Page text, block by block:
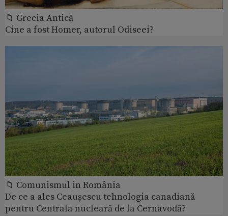
📁 Grecia Antică
Cine a fost Homer, autorul Odiseei?
📁 Comunismul in România
De ce a ales Ceaușescu tehnologia canadiană
pentru Centrala nucleară de la Cernavodă?